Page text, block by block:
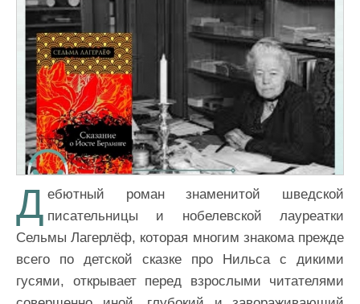
Д ебютный роман знаменитой шведской
писательницы и нобелевской лауреатки
Сельмы Лагерлёф, которая многим знакома прежде
всего по детской сказке про Нильса с дикими
гусями, открывает перед взрослыми читателями